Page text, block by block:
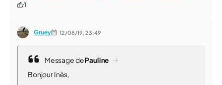
1
Gruey 12/08/19,23:49
Message dePauline
Bonjour Inès,